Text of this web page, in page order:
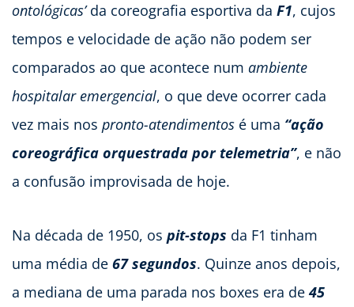
ontológicas’da coreografia esportiva da F1, cujos
tempos e velocidade de ação não podem ser
comparados ao que acontece num ambiente
hospitalar emergencial, o que deve ocorrer cada
vez mais nos pronto-atendimentos é uma “ação
coreográfica orquestrada por telemetria”, e não
a confusão improvisada de hoje.
Na década de 1950, os pit-stops da F1 tinham
uma média de 67 segundos. Quinze anos depois,
a mediana de uma parada nos boxes era de45